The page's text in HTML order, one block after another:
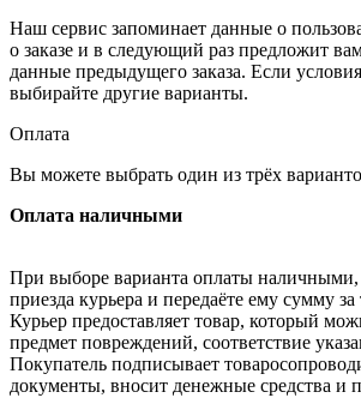
Наш сервис запоминает данные о
о заказе и в следующий раз предложит
данные предыдущего заказа. Если
выбирайте другие варианты.
Оплата
Вы можете выбрать один из трёх
Оплата наличными
При выборе варианта оплаты наличными,
приезда курьера и передаёте ему сумму за
Курьер предоставляет товар, который
предмет повреждений, соответствие
Покупатель подписывает
документы, вносит денежные средства и